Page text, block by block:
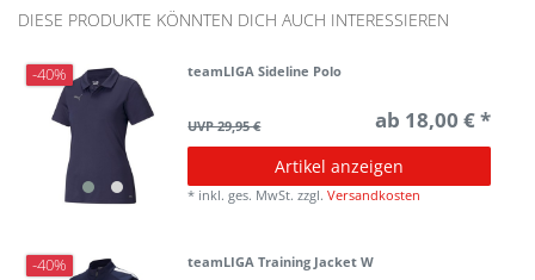
DIESE PRODUKTE KÖNNTEN DICH AUCH INTERESSIEREN
-40% teamLIGA Sideline Polo
UVP 29,95 € ab 18,00 € *
Artikel anzeigen
* inkl. ges. MwSt. zzgl.Versandkosten
-40% teamLIGA Training Jacket W